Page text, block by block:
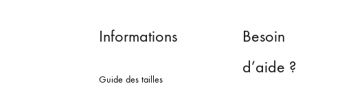
Informations
Guide des tailles
Besoin
d’aide ?